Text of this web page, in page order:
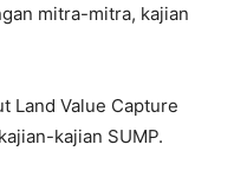
mitra-mitra, kajian
Land Value Capture
kajian SUMP.